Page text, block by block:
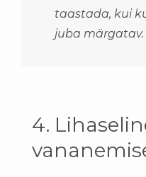
taastada, kui
juba märgatav.
4.